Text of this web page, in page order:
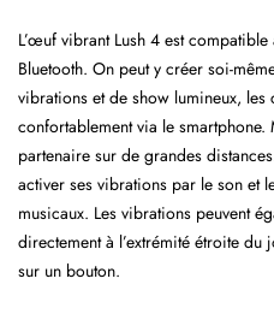
L’œuf vibrant Lush 4 est
Bluetooth. On peut y créer soi-
vibrations et de show lumineux,
confortablement via le
partenaire sur de grandes
activer ses vibrations par le son et
musicaux. Les vibrations peuvent
directement à l’extrémité étroite
sur un bouton.